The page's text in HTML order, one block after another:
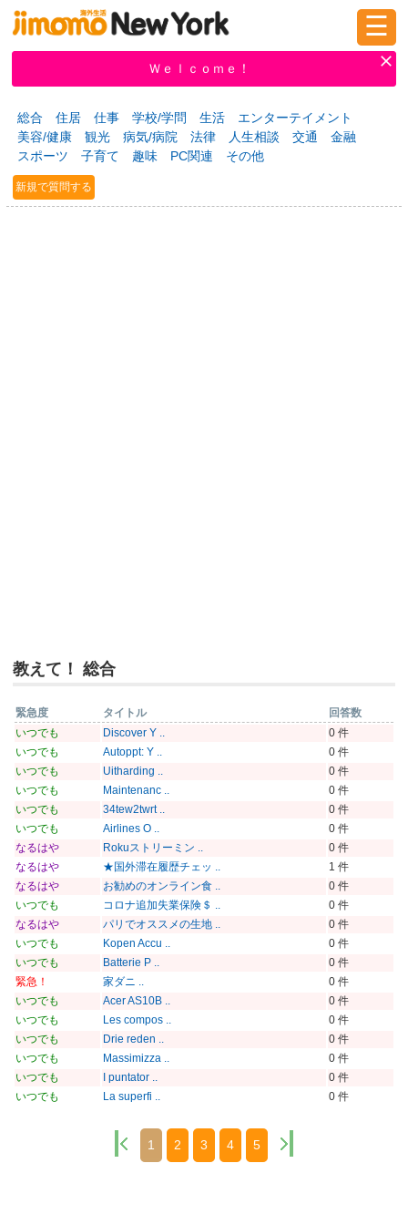
新規登録
掲示板 タウン情報 教えて！
☰
Ｗｅｌｃｏｍｅ！
総合 住居 仕事 学校/学問 生活
エンターテイメント
美容/健康
観光 病気/病院 法律 人生相談 交通
金融
スポーツ
子育て 趣味 PC関連 その他
新規で質問する
教えて！ 総合
緊急度 タイトル
回答数
いつでも
Discover Y ..
0 件
いつでも
Autoppt: Y ..
0 件
いつでも
Uitharding ..
0 件
いつでも
Maintenanc ..
0 件
いつでも
34tew2twrt ..
0 件
いつでも
Airlines O ..
0 件
なるはや
Rokuストリーミン ..
0 件
なるはや
★国外滞在履歴チェッ ..
1 件
なるはや
お勧めのオンライン食 ..
0 件
いつでも
コロナ追加失業保険＄ ..
0 件
なるはや
パリでオススメの生地 ..
0 件
いつでも
Kopen Accu ..
0 件
いつでも
Batterie P ..
0 件
緊急！
家ダニ ..
0 件
いつでも
Acer AS10B ..
0 件
いつでも
Les compos ..
0 件
いつでも
Drie reden ..
0 件
いつでも
Massimizza ..
0 件
いつでも
I puntator ..
0 件
いつでも
La superfi .. 0 件
1 2 3 4 5